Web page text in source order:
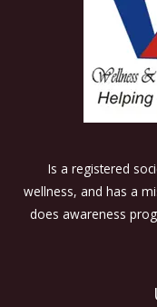
Is a registered
wellness, and has a
does awareness